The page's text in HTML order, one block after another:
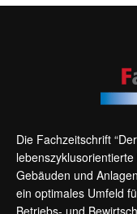
Die Fachzeitschrift
Gebäuden und
ein optimales Umfeld